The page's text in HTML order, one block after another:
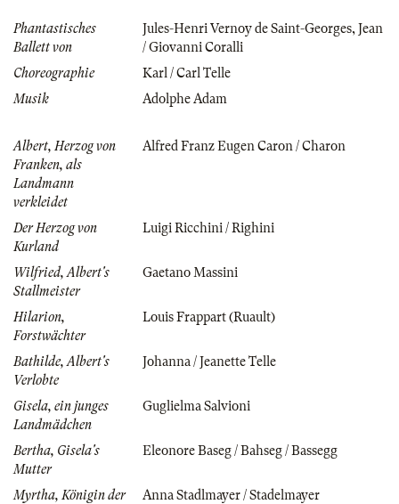
Phantastisches
Ballett von
Jules-Henri Vernoy de Saint-Georges,Jean
/ Giovanni Coralli
Choreographie
Karl / Carl Telle
Musik
Adolphe Adam
Albert, Herzog von
Franken, als
Landmann
verkleidet
Alfred Franz Eugen Caron / Charon
Der Herzog von
Kurland
Luigi Ricchini / Righini
Wilfried, Albert's
Stallmeister
Gaetano Massini
Hilarion,
Forstwächter
Louis Frappart (Ruault)
Bathilde, Albert's
Verlobte
Johanna / Jeanette Telle
Gisela, ein junges
Landmädchen
Guglielma Salvioni
Bertha, Gisela's
Mutter
Eleonore Baseg / Bahseg / Bassegg
Myrtha, Königin der
Anna Stadlmayer / Stadelmayer